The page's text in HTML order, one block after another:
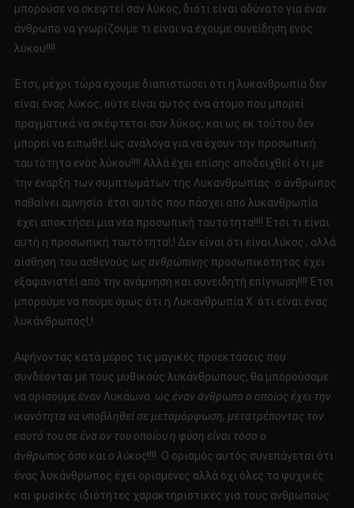
μπορούσε να σκεφτεί σαν λύκος, διότι είναι αδύνατο για έναν
άνθρωπο να γνωρίζουμε τι είναι να έχουμε συνείδηση ​​ενός
λύκου!!!!
Έτσι, μέχρι τώρα έχουμε διαπιστώσει ότι η λυκανθρωπία δεν
είναι ένας λύκος, ούτε είναι αυτός ένα άτομο που μπορεί
πραγματικά να σκέφτεται σαν λύκος, και ως εκ τούτου δεν
μπορεί να ειπωθεί ως ανάλογα για να έχουν την προσωπική
ταυτότητα ενός λύκου!!!! Αλλά έχει επίσης αποδειχθεί ότι με
την έναρξη των συμπτωμάτων της Λυκανθρωπίας ο άνθρωπος
παθαίνει αμνησία έτσι αυτός που πάσχει από λυκανθρωπία
έχει αποκτήσει μια νέα προσωπική ταυτότητα!!!! Έτσι τι είναι
αυτή η προσωπική ταυτότητα!;! Δεν είναι ότι είναι λύκος, αλλά
αίσθηση του ασθενούς ως ανθρώπινηςπροσωπικότητας έχει
εξαφανιστεί από την ανάμνηση και συνειδητή επίγνωση!!!! Έτσι
μπορούμε να πούμε όμως ότι η Λυκανθρωπία Χ ότι είναι ένας
λυκάνθρωπος!;!
Αφήνοντας κατά μέρος τις μαγικές προεκτάσεις που
συνδέονται με τους μυθικούς λυκάνθρωπους, θα μπορούσαμε
να ορίσουμε έναν Λυκάωνα ως έναν άνθρωπο ο οποίος έχει την
ικανότητα να υποβληθεί σε μεταμόρφωση, μετατρέποντας τον
εαυτό του σε ένα ον του οποίου η φύση είναι τόσο ο
άνθρωποςόσο και ο λύκος!!!! Ο ορισμός αυτός συνεπάγεται ότι
ένας λυκάνθρωπος έχει ορισμένες αλλά όχι όλες τα ψυχικές
και φυσικές ιδιότητες χαρακτηριστικές για τους ανθρώπους